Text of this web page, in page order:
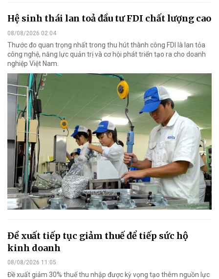
Hệ sinh thái lan toả đầu tư FDI chất lượng cao
08/08/2026 02:04
Thước đo quan trọng nhất trong thu hút thành công FDI là lan tỏa
công nghệ, năng lực quản trị và cơ hội phát triển tạo ra cho doanh
nghiệp Việt Nam.
Đề xuất tiếp tục giảm thuế để tiếp sức hộ
kinh doanh
08/08/2026 11:05
Đề xuất giảm 30% thuế thu nhập được kỳ vọng tạo thêm nguồn lực